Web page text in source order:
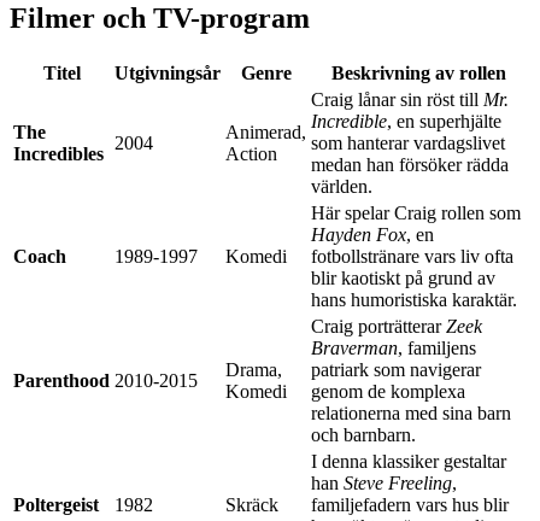
Filmer och TV-program
Titel Utgivningsår Genre Beskrivning av rollen
The
Incredibles
2004
Animerad,
Action
Craig lånar sin röst till Mr.
Incredible, en superhjälte
som hanterar vardagslivet
medan han försöker rädda
världen.
Coach 1989-1997 Komedi
Här spelar Craig rollen som
Hayden Fox, en
fotbollstränare vars liv ofta
blir kaotiskt på grund av
hans humoristiska karaktär.
Parenthood 2010-2015
Drama,
Komedi
Craig porträtterarZeek
Braverman, familjens
patriark som navigerar
genom de komplexa
relationerna med sina barn
och barnbarn.
Poltergeist 1982 Skräck
I denna klassiker gestaltar
han Steve Freeling,
familjefadern vars hus blir